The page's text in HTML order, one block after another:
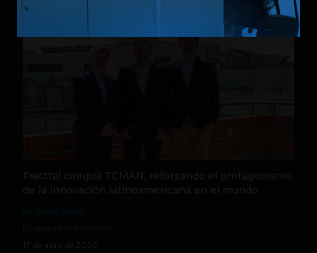
Fracttal compra TCMAN, reforzando el protagonismo
de la innovación latinoamericana en el mundo
17 de abril de 2026